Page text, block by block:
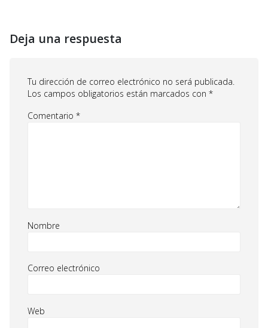
Deja una respuesta
Tu dirección de correo electrónico no será publicada.
Los campos obligatorios están marcados con *
Comentario *
Nombre
Correo electrónico
Web